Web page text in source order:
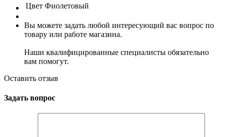
Цвет Фиолетовый
Вы можете задать любой интересующий вас вопрос по
товару или работе магазина.
Наши квалифицированные специалисты обязательно
вам помогут.
Оставить отзыв
Задать вопрос